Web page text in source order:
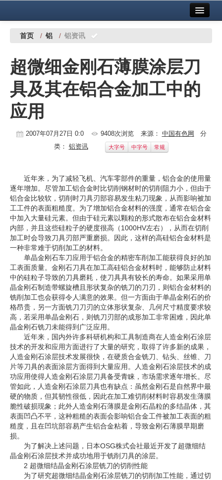
中国有色金属报社主办 广告服务
铜镍铅锌
铝
稀有稀土
有色市场
地矿 建设
党建工作
企业文化
《资源再生》杂志
行情报价
数字报
首页 / 铝 / 铝资讯
超微细金刚石薄膜涂层刀
具及其在铝合金加工中的
应用
2007年07月27日 0:0 9408次浏览 来源： 中国有色网 分
类： 铝资讯 大字号 中字号 常规
近年来，为了减轻飞机、汽车零部件的重量，铝合金的使用量
逐年增加。尽管加工铝合金时比切削钢材时的切削阻力小，但由于
铝合金比较软，切削时刀具刃部容易发生粘刀现象，从而影响被加
工工件的表面粗糙度。为了增加铝合金材料的强度，通常在铝合金
中加入大量硅元素。但由于硅元素以颗粒的形式散布在铝合金材料
内部，并且这些硅粒子的硬度很高（1000HV左右），从而在切削
加工时会导致刀具刃部严重磨损。因此，这样的高硅铝合金材料是
一种非常难于切削加工的材料。
单晶金刚石车刀应用于铝合金的精密车削加工能获得良好的加
工表面质量。金刚石刀具在加工高硅铝合金材料时，能够防止材料
中的硅粒子导致的刀具磨耗，使刀具具有较长的寿命。如果采用单
晶金刚石制造带螺旋槽且形状复杂的铣刀的刀刃，则铝合金材料的
铣削加工也会获得令人满意的效果。但一方面由于单晶金刚石的价
格昂贵，另一方面铣刀刀刃的立体形状复杂、几何尺寸精度要求较
高，若采用单晶金刚石，则铣刀刃部的成形加工非常困难，因此单
晶金刚石铣刀未能得到广泛应用。
近年来，国内外许多科研机构和工具制造商在人造金刚石涂层
技术的开发和应用方面进行了大量的研究，取得了许多新的成果，
人造金刚石涂层技术发展很快，在硬质合金铣刀、钻头、丝锥、刀
片等刀具的表面涂层方面得到大量应用。人造金刚石涂层技术的成
功应用使得人造金刚石涂层刀具备受青睐，市场需求逐年增长。尽
管如此，人造金刚石涂层刀具也有缺点：虽然金刚石是自然界中最
硬的物质，但其韧性很低，因此在加工难切削材料时容易发生薄膜
脆性破损现象；此外人造金刚石薄膜是金刚石晶粒的多结晶体，其
表面凹凸不平，这种粗糙的表面会影响铝合金工件被加工表面的粗
糙度，且在凹坑部容易产生铝合金粘着，导致金刚石薄膜早期磨
损。
为了解决上述问题，日本OSG株式会社最近开发了超微细结
晶金刚石涂层技术并成功地用于铣削刀具的涂层。
2 超微细结晶金刚石涂层铣刀的切削性能
为了研究超微细结晶金刚石涂层铣刀的切削加工性能，通过切